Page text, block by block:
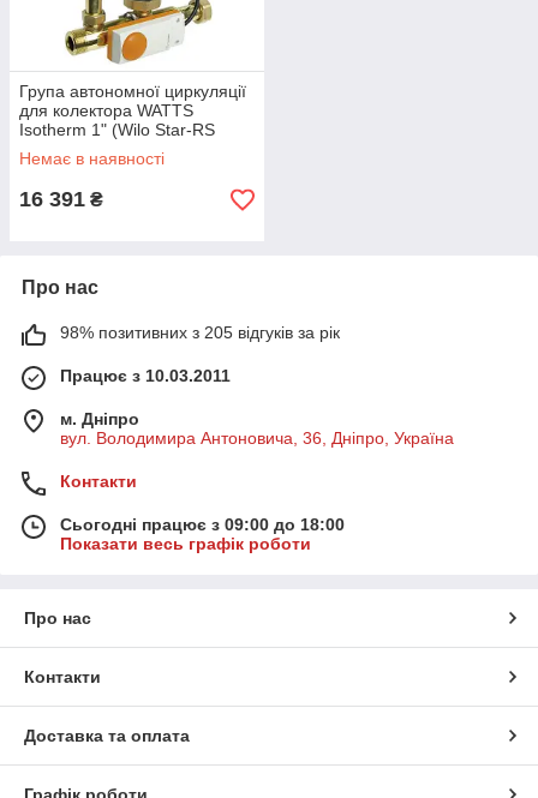
Група автономної циркуляції
для колектора WATTS
Isotherm 1" (Wilo Star-RS
25/6-3)
Немає в наявності
16 391 ₴
Про нас
98% позитивних з 205 відгуків за рік
Працює з 10.03.2011
м. Дніпро
вул. Володимира Антоновича, 36, Дніпро, Україна
Контакти
Сьогодні працює з 09:00 до 18:00
Показати весь графік роботи
Про нас
Контакти
Доставка та оплата